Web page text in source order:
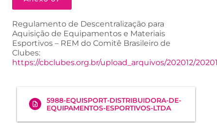
Regulamento de Descentralização para
Aquisição de Equipamentos e Materiais
Esportivos – REM do Comitê Brasileiro de
Clubes:
https://cbclubes.org.br/upload_arquivos/202012/
5988-EQUISPORT-DISTRIBUIDORA-DE-
EQUIPAMENTOS-ESPORTIVOS-LTDA